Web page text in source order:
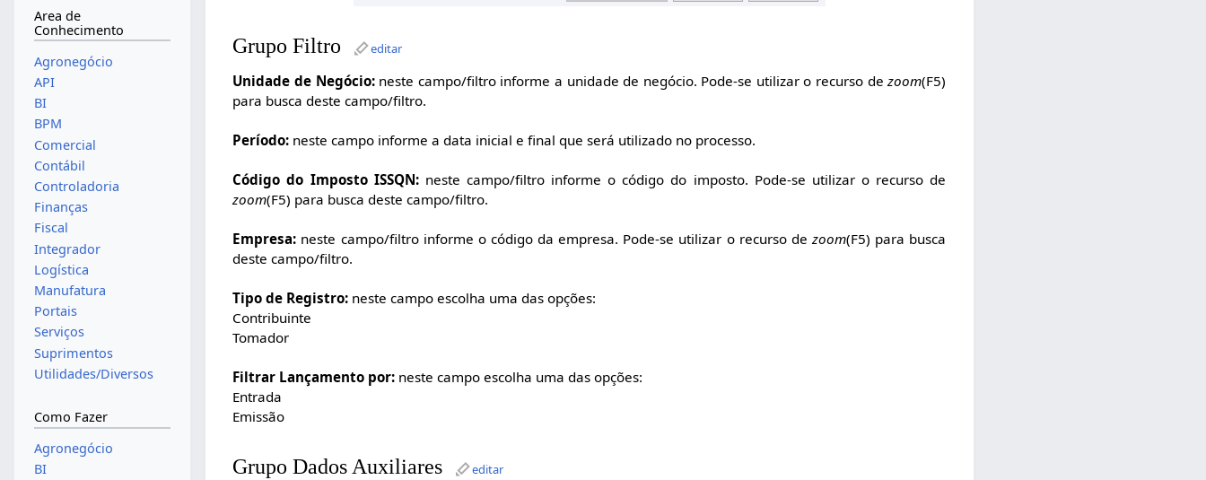
Grupo Filtro editar
Unidade de Negócio:neste campo/filtro informe a unidade de negócio. Pode-se utilizar o recurso dezoom(F5)
para busca deste campo/filtro.
Período: neste campo informe a data inicial e final que será utilizado no processo.
Código do Imposto ISSQN:neste campo/filtro informe o código do imposto. Pode-se utilizar o recurso de
zoom(F5) para busca deste campo/filtro.
Empresa: neste campo/filtro informe o código da empresa. Pode-se utilizar o recurso dezoom(F5) para busca
deste campo/filtro.
Tipo de Registro: neste campo escolha uma das opções:
Contribuinte
Tomador
Filtrar Lançamento por: neste campo escolha uma das opções:
Entrada
Emissão
Grupo Dados Auxiliares editar
Area de
Conhecimento
Agronegócio
API
BI
BPM
Comercial
Contábil
Controladoria
Finanças
Fiscal
Integrador
Logística
Manufatura
Portais
Serviços
Suprimentos
Utilidades/Diversos
Como Fazer
Agronegócio
BI